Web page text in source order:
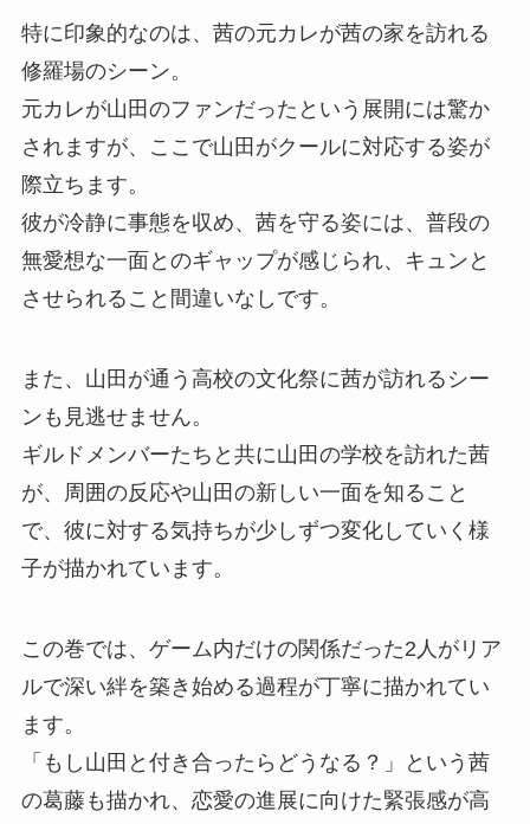
特に印象的なのは、茜の元カレが茜の家を訪れる
修羅場のシーン。
元カレが山田のファンだったという展開には驚か
されますが、ここで山田がクールに対応する姿が
際立ちます。
彼が冷静に事態を収め、茜を守る姿には、普段の
無愛想な一面とのギャップが感じられ、キュンと
させられること間違いなしです。
また、山田が通う高校の文化祭に茜が訪れるシー
ンも見逃せません。
ギルドメンバーたちと共に山田の学校を訪れた茜
が、周囲の反応や山田の新しい一面を知ること
で、彼に対する気持ちが少しずつ変化していく様
子が描かれています。
この巻では、ゲーム内だけの関係だった2人がリア
ルで深い絆を築き始める過程が丁寧に描かれてい
ます。
「もし山田と付き合ったらどうなる？」という茜
の葛藤も描かれ、恋愛の進展に向けた緊張感が高